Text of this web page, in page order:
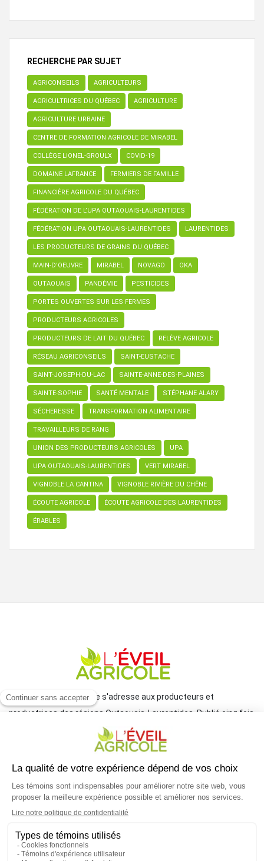
RECHERCHE PAR SUJET
AGRICONSEILS AGRICULTEURS
AGRICULTRICES DU QUÉBEC AGRICULTURE
AGRICULTURE URBAINE
CENTRE DE FORMATION AGRICOLE DE MIRABEL
COLLÈGE LIONEL-GROULX COVID-19
DOMAINE LAFRANCE FERMIERS DE FAMILLE
FINANCIÈRE AGRICOLE DU QUÉBEC
FÉDÉRATION DE L’UPA OUTAOUAIS-LAURENTIDES
FÉDÉRATION UPA OUTAOUAIS-LAURENTIDES LAURENTIDES
LES PRODUCTEURS DE GRAINS DU QUÉBEC
MAIN-D'OEUVRE MIRABEL NOVAGO OKA
OUTAOUAIS PANDÉMIE PESTICIDES
PORTES OUVERTES SUR LES FERMES
PRODUCTEURS AGRICOLES
PRODUCTEURS DE LAIT DU QUÉBEC RELÈVE AGRICOLE
RÉSEAU AGRICONSEILS SAINT-EUSTACHE
SAINT-JOSEPH-DU-LAC SAINTE-ANNE-DES-PLAINES
SAINTE-SOPHIE SANTÉ MENTALE STÉPHANE ALARY
SÉCHERESSE TRANSFORMATION ALIMENTAIRE
TRAVAILLEURS DE RANG
UNION DES PRODUCTEURS AGRICOLES UPA
UPA OUTAOUAIS-LAURENTIDES VERT MIRABEL
VIGNOBLE LA CANTINA VIGNOBLE RIVIÈRE DU CHÊNE
ÉCOUTE AGRICOLE ÉCOUTE AGRICOLE DES LAURENTIDES
ÉRABLES
Le journal L'Éveil agricole s'adresse aux producteurs et
productrices des régions Outaouais-Laurentides. Publié cinq fois
par année par le Groupe JCL, il traite de l'actualité et des grands
enjeux reliés à l'agriculture.
COORDONNÉES
mlemay@groupejcl.ca
450 472-3440, poste 250
UNE INITIATIVE DU